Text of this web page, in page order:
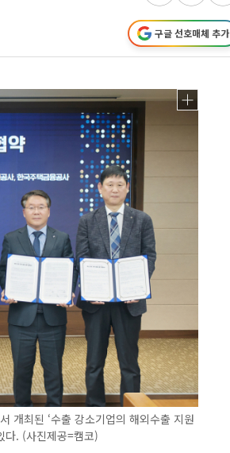
구글 선호매체 추가
개최된 ‘수출 강소기업의 해외수출 지원
다. (사진제공=캠코)